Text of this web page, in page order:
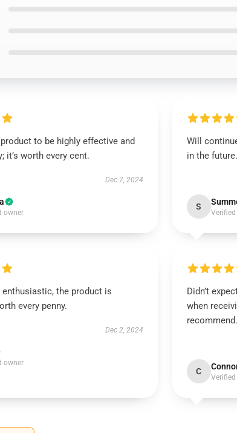
to be highly effective and
it’s worth every cent.
Dec 7, 2024
owner
Will
in the future.
S
the product is
every penny.
Dec 2, 2024
owner
Didn’t
when
recommend.
C